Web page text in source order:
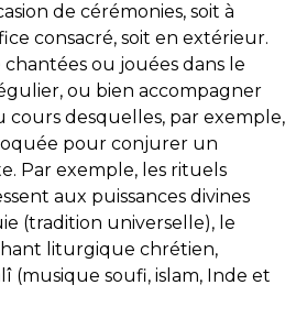
de cérémonies, soit à
consacré, soit en extérieur.
ou jouées dans le
ou bien accompagner
cours desquelles, par exemple,
pour conjurer un
Par exemple, les rituels
aux puissances divines
(tradition universelle), le
liturgique chrétien,
(musique soufi, islam, Inde et